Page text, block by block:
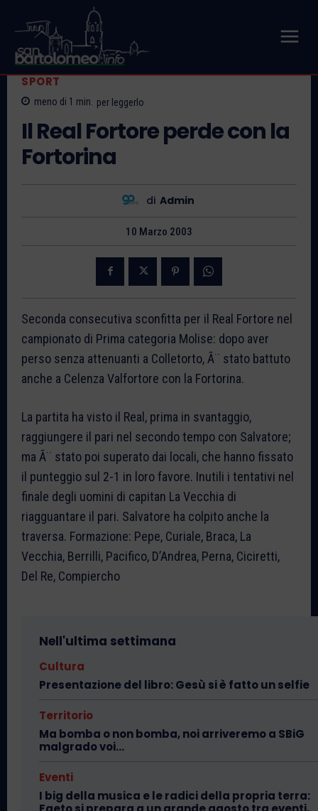
SPORT
meno di 1 min. per leggerlo
Il Real Fortore perde con la
Fortorina
di Admin
10 Marzo 2003
Seconda consecutiva sconfitta per il Real Fortore nel
campionato di Prima categoria Molise: dopo aver
perso senza attenuanti a Colletorto, Ã¨ stato battuto
anche a Celenza Valfortore con la Fortorina.
La partita ha visto il Real, prima in svantaggio,
raggiungere il pari nel secondo tempo con Salvatore;
ma Ã¨ stato poi superato dai locali, che hanno fissato
il punteggio sul 2-1 in loro favore. Inutili i tentativi nel
finale degli uomini di capitan La Vecchia di
riagguantare il pari. Salvatore ha colpito anche la
traversa. Formazione: Pepe, Curiale, Braca, La
Vecchia, Berrilli, Pacifico, D’Andrea, Perna, Ciciretti,
Del Re, Compiercho
Nell'ultima settimana
Cultura
Presentazione del libro: Gesù si è fatto un selfie
Territorio
Ma bomba o non bomba, noi arriveremo a SBiG
malgrado voi…
Eventi
I big della musica e le radici della propria terra: